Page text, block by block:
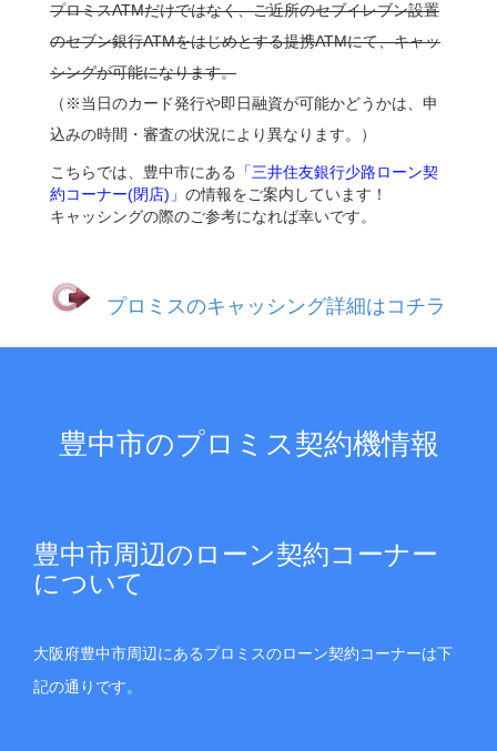
プロミスATMだけではなく、ご近所のセブイレブン設置
のセブン銀行ATMをはじめとする提携ATMにて、キャッ
シングが可能になります。
（※当日のカード発行や即日融資が可能かどうかは、申
込みの時間・審査の状況により異なります。）
こちらでは、豊中市にある
「三井住友銀行少路ローン契
約コーナー(閉店)」 の情報をご案内しています！
キャッシングの際のご参考になれば幸いです。
プロミスのキャッシング詳細はコチラ
豊中市のプロミス契約機情報
豊中市周辺のローン契約コーナー
について
大阪府豊中市周辺にあるプロミスのローン契約コーナーは下
記の通りです。